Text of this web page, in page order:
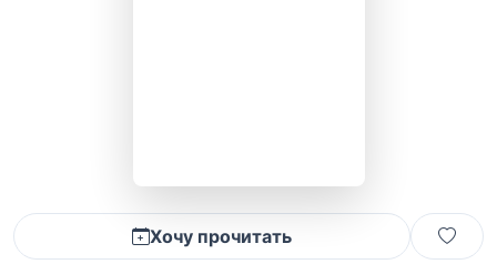
Хочу прочитать